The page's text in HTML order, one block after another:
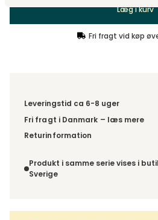
Læg i kurv
Fri fragt vid køp
Leveringstid ca 6-8 uger
Fri fragt i Danmark – læs mere
Denne vare leveres til din dør/
produkter, sendes hele ordren
Returinformation
fortrydelsesret.
Produkt i samme serie vises i
Sverige